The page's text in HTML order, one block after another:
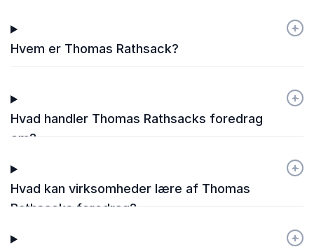
Hvem er Thomas Rathsack?
+
-
Hvad handler Thomas Rathsacks foredrag
om?
+
-
Hvad kan virksomheder lære af Thomas
Rathsacks foredrag?
+
-
+
-